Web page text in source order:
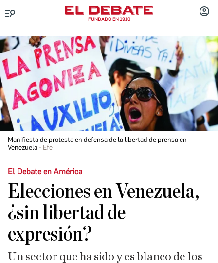
FUNDADO EN 1910
Manifiesta de protesta en defensa de la libertad de prensa en
Venezuela
Efe
El Debate en América
Elecciones en Venezuela,
¿sin libertad de
expresión?
Un sector que ha sido y es blanco de los